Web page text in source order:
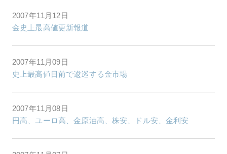
2007年11月12日
金史上最高値更新報道
2007年11月09日
史上最高値目前で逡巡する金市場
2007年11月08日
円高、ユーロ高、金原油高、株安、ドル安、金利安